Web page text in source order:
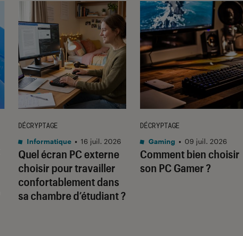
Quel écran PC externe
choisir pour travailler
confortablement dans
sa chambre d’étudiant ?
DÉCRYPTAGE
Informatique • 16 juil. 2026
Comment bien choisir
son PC Gamer ?
DÉCRYPTAGE
Gaming • 09 juil. 2026